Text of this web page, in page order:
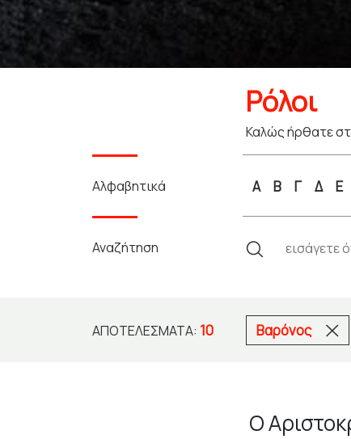
Ρόλοι
Καλώς ήρθατε
Αλφαβητικά Α Β Γ Δ Ε
Αναζήτηση
ΑΠΟΤΕΛΈΣΜΑΤΑ: 10 Βαρόνος
Ο